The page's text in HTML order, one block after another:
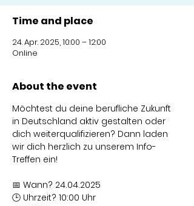
Time and place
24. Apr. 2025, 10:00 – 12:00
Online
About the event
Möchtest du deine berufliche Zukunft
in Deutschland aktiv gestalten oder
dich weiterqualifizieren? Dann laden
wir dich herzlich zu unserem Info-
Treffen ein!
📅 Wann? 24.04.2025
🕒 Uhrzeit? 10:00 Uhr